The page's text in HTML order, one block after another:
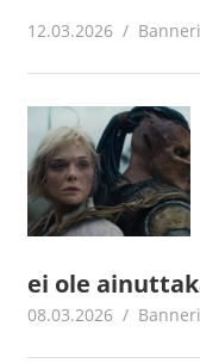
12.03.2026 Jouni
Banneri
ei ole
08.03.2026 Jouni
Banneri